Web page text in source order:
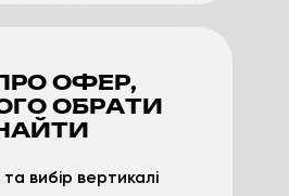
ОФЕР,
ОБРАТИ
вибір вертикалі